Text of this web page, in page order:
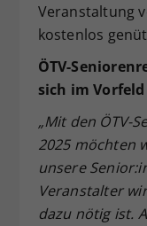
Veranstaltung
kostenlos
ÖTV-
sich im
„Mit den ÖTV-
2025 möchten
unsere
Veranstalter
dazu nötig ist.